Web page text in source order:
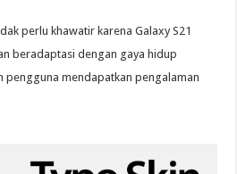
perlu khawatir karena Galaxy S21
beradaptasi dengan gaya hidup
pengguna mendapatkan pengalaman